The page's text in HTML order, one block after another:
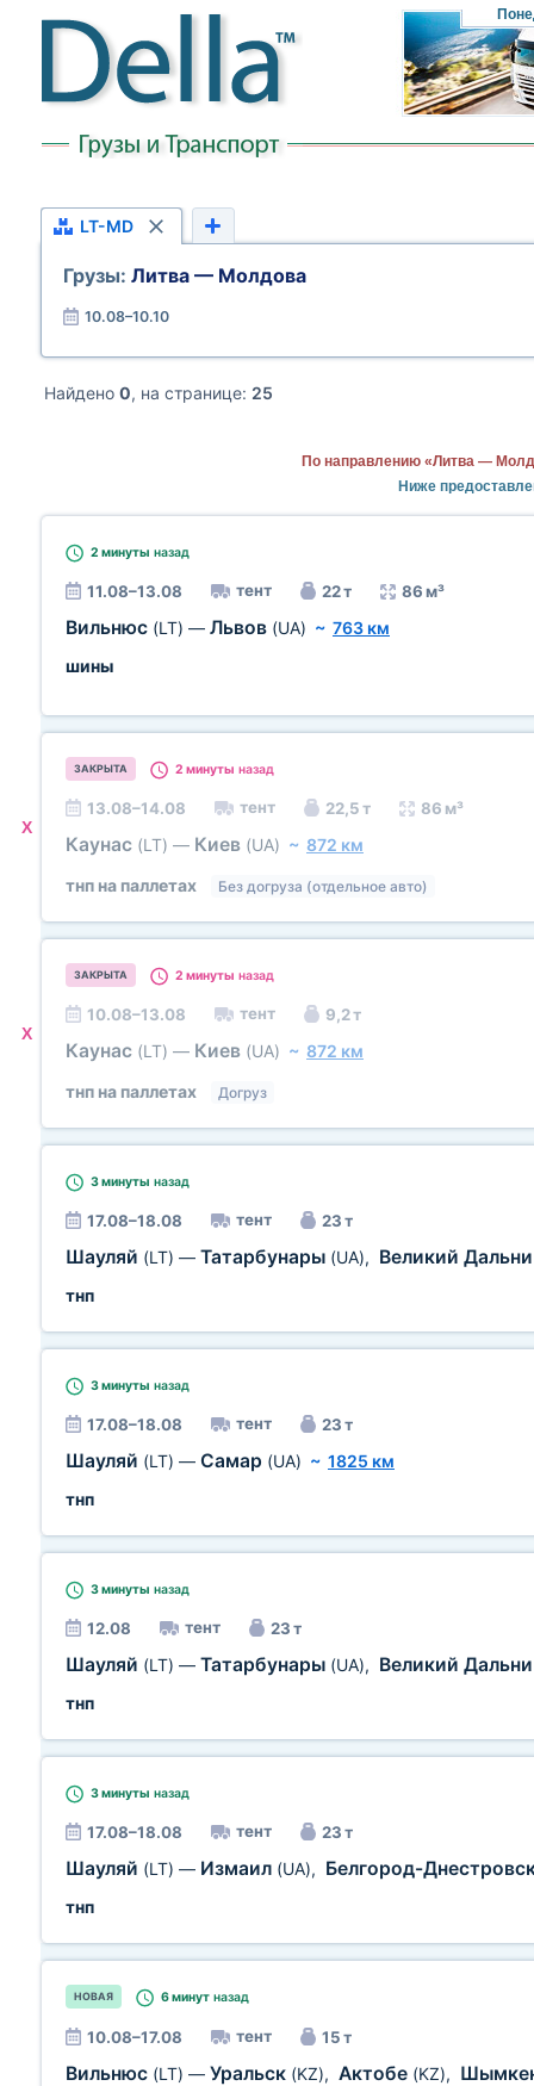
LT-MD
Грузы: Литва — Молдова
10.08–10.10
Найдено 0, на странице: 25
По направлению «Литва —
Ниже
2 минуты назад
11.08–13.08 тент 22 т 86 м³
Вильнюс (LT) — Львов (UA) ~ 763 км
шины
X
ЗАКРЫТА 2 минуты назад
13.08–14.08 тент 22,5 т 86 м³
Каунас (LT) — Киев (UA) ~ 872 км
тнп на паллетах
Без догруза (отдельное авто)
X
ЗАКРЫТА 2 минуты назад
10.08–13.08 тент 9,2 т
Каунас (LT) — Киев (UA) ~ 872 км
тнп на паллетах
Догруз
3 минуты назад
17.08–18.08 тент 23 т
Шауляй (LT) — Татарбунары (UA), Великий
тнп
3 минуты назад
17.08–18.08 тент 23 т
Шауляй (LT) — Самар (UA) ~ 1825 км
тнп
3 минуты назад
12.08 тент 23 т
Шауляй (LT) — Татарбунары (UA), Великий
тнп
3 минуты назад
17.08–18.08 тент 23 т
Шауляй (LT) — Измаил (UA), Белгород-
тнп
НОВАЯ 6 минут назад
10.08–17.08 тент 15 т
Вильнюс (LT) — Уральск (KZ), Актобе (KZ),